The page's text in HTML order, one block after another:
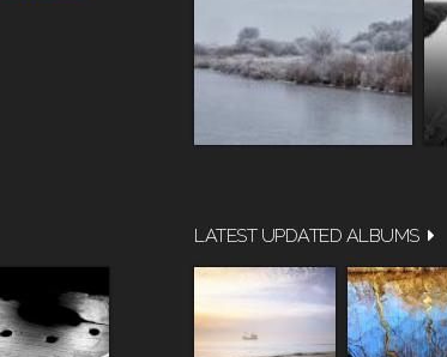
LATEST UPDATED ALBUMS